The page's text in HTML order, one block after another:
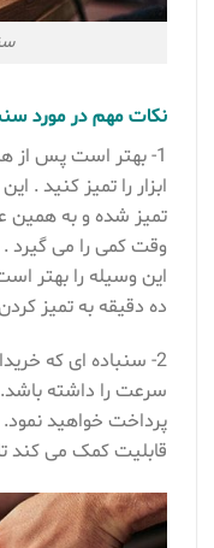
نکات مهم در مورد
1- بهتر است پس از هر
ابزار را تمیز کنید .
تمیز شده و به همین
وقت کمی را می
این وسیله را بهتر
ده دقیقه به تمیز
2- سنباده ای که
سرعت را داشته
پرداخت خواهید
قابلیت کمک می کند